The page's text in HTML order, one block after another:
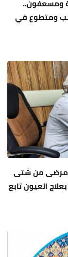
ومسعفون..
اشراك (1000) منتسب ومتطوع في
مرضى من شتى
العيون تابع